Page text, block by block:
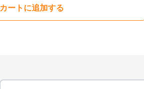
カートに追加する